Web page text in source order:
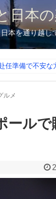
日本
本を通り越
任準備で不安な
ルメ
ール